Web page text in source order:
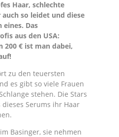
Haar, schlechte
so leidet und diese
Das
aus den USA:
200 € ist man dabei,
zu den teuersten
es gibt so viele Frauen
stehen. Die Stars
Serums ihr Haar
Basinger, sie nehmen